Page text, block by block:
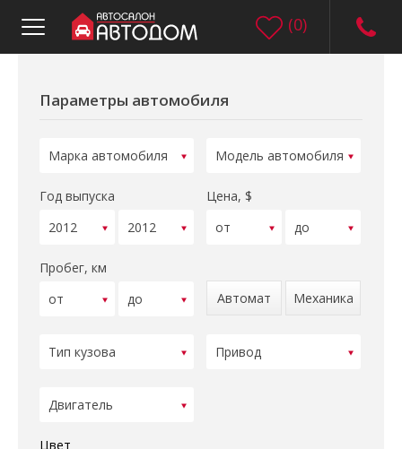
(0)
Параметры автомобиля
Год выпуска Цена, $
Пробег, км
Автомат
Механика
Цвет